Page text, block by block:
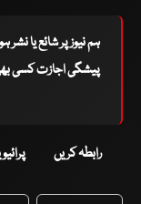
ہم نیوز پر شائع یا نشر
پیشگی اجازت کسی
رابطہ کریں